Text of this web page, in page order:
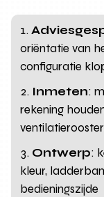
oriëntatie van
configuratie
Inmeten:
rekening
Ontwerp:
kleur,
bedieningszijde